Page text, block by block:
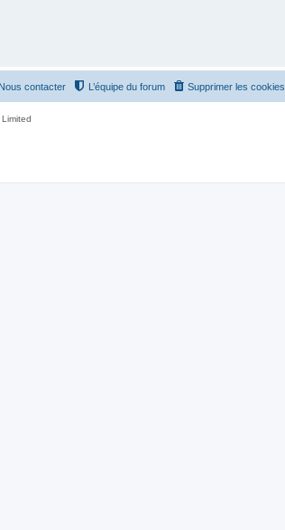
Supprimer les cookies
L’équipe du forum
Nous contacter